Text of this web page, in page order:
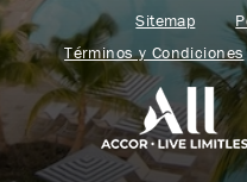
Sitemap
Términos y Condiciones